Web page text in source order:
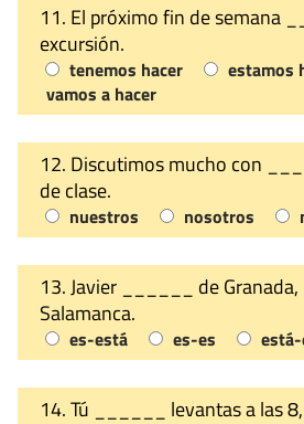
11. El próximo fin de semana
excursión.
tenemos hacer
estamos
vamos a hacer
12. Discutimos mucho con
de clase.
nuestros nosotros
13. Javier ______ de
Salamanca.
es-está es-es
14. Tú ______ levantas a las